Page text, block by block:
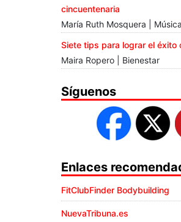
cincuentenaria
María Ruth Mosquera |
Siete tips para lograr el éxito
Maira Ropero | Bienestar
Síguenos
Enlaces
FitClubFinder Bodybuilding
NuevaTribuna.es